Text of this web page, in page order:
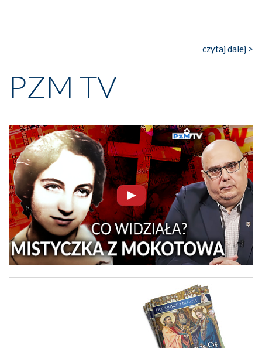
czytaj dalej >
PZM TV